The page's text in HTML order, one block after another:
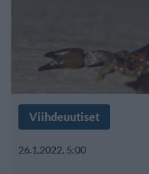
Viihdeuutiset
26.1.2022, 5:00